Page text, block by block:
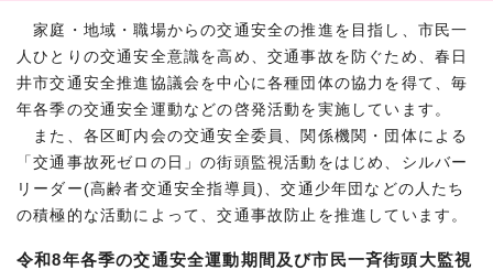
家庭・地域・職場からの交通安全の推進を目指し、市民一
人ひとりの交通安全意識を高め、交通事故を防ぐため、春日
井市交通安全推進協議会を中心に各種団体の協力を得て、毎
年各季の交通安全運動などの啓発活動を実施しています。
また、各区町内会の交通安全委員、関係機関・団体による
「交通事故死ゼロの日」の街頭監視活動をはじめ、シルバー
リーダー(高齢者交通安全指導員)、交通少年団などの人たち
の積極的な活動によって、交通事故防止を推進しています。
令和8年各季の交通安全運動期間及び市民一斉街頭大監視